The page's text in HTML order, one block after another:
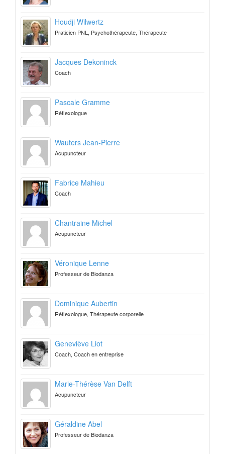
Houdji Wilwertz
Praticien PNL, Psychothérapeute, Thérapeute
Jacques Dekoninck
Coach
Pascale Gramme
Réflexologue
Wauters Jean-Pierre
Acupuncteur
Fabrice Mahieu
Coach
Chantraine Michel
Acupuncteur
Véronique Lenne
Professeur de Biodanza
Dominique Aubertin
Réflexologue, Thérapeute corporelle
Geneviève Liot
Coach, Coach en entreprise
Marie-Thérèse Van Delft
Acupuncteur
Géraldine Abel
Professeur de Biodanza